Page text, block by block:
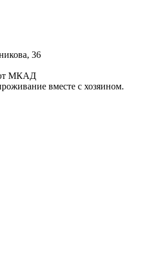
36
МКАД
вместе с хозяином.